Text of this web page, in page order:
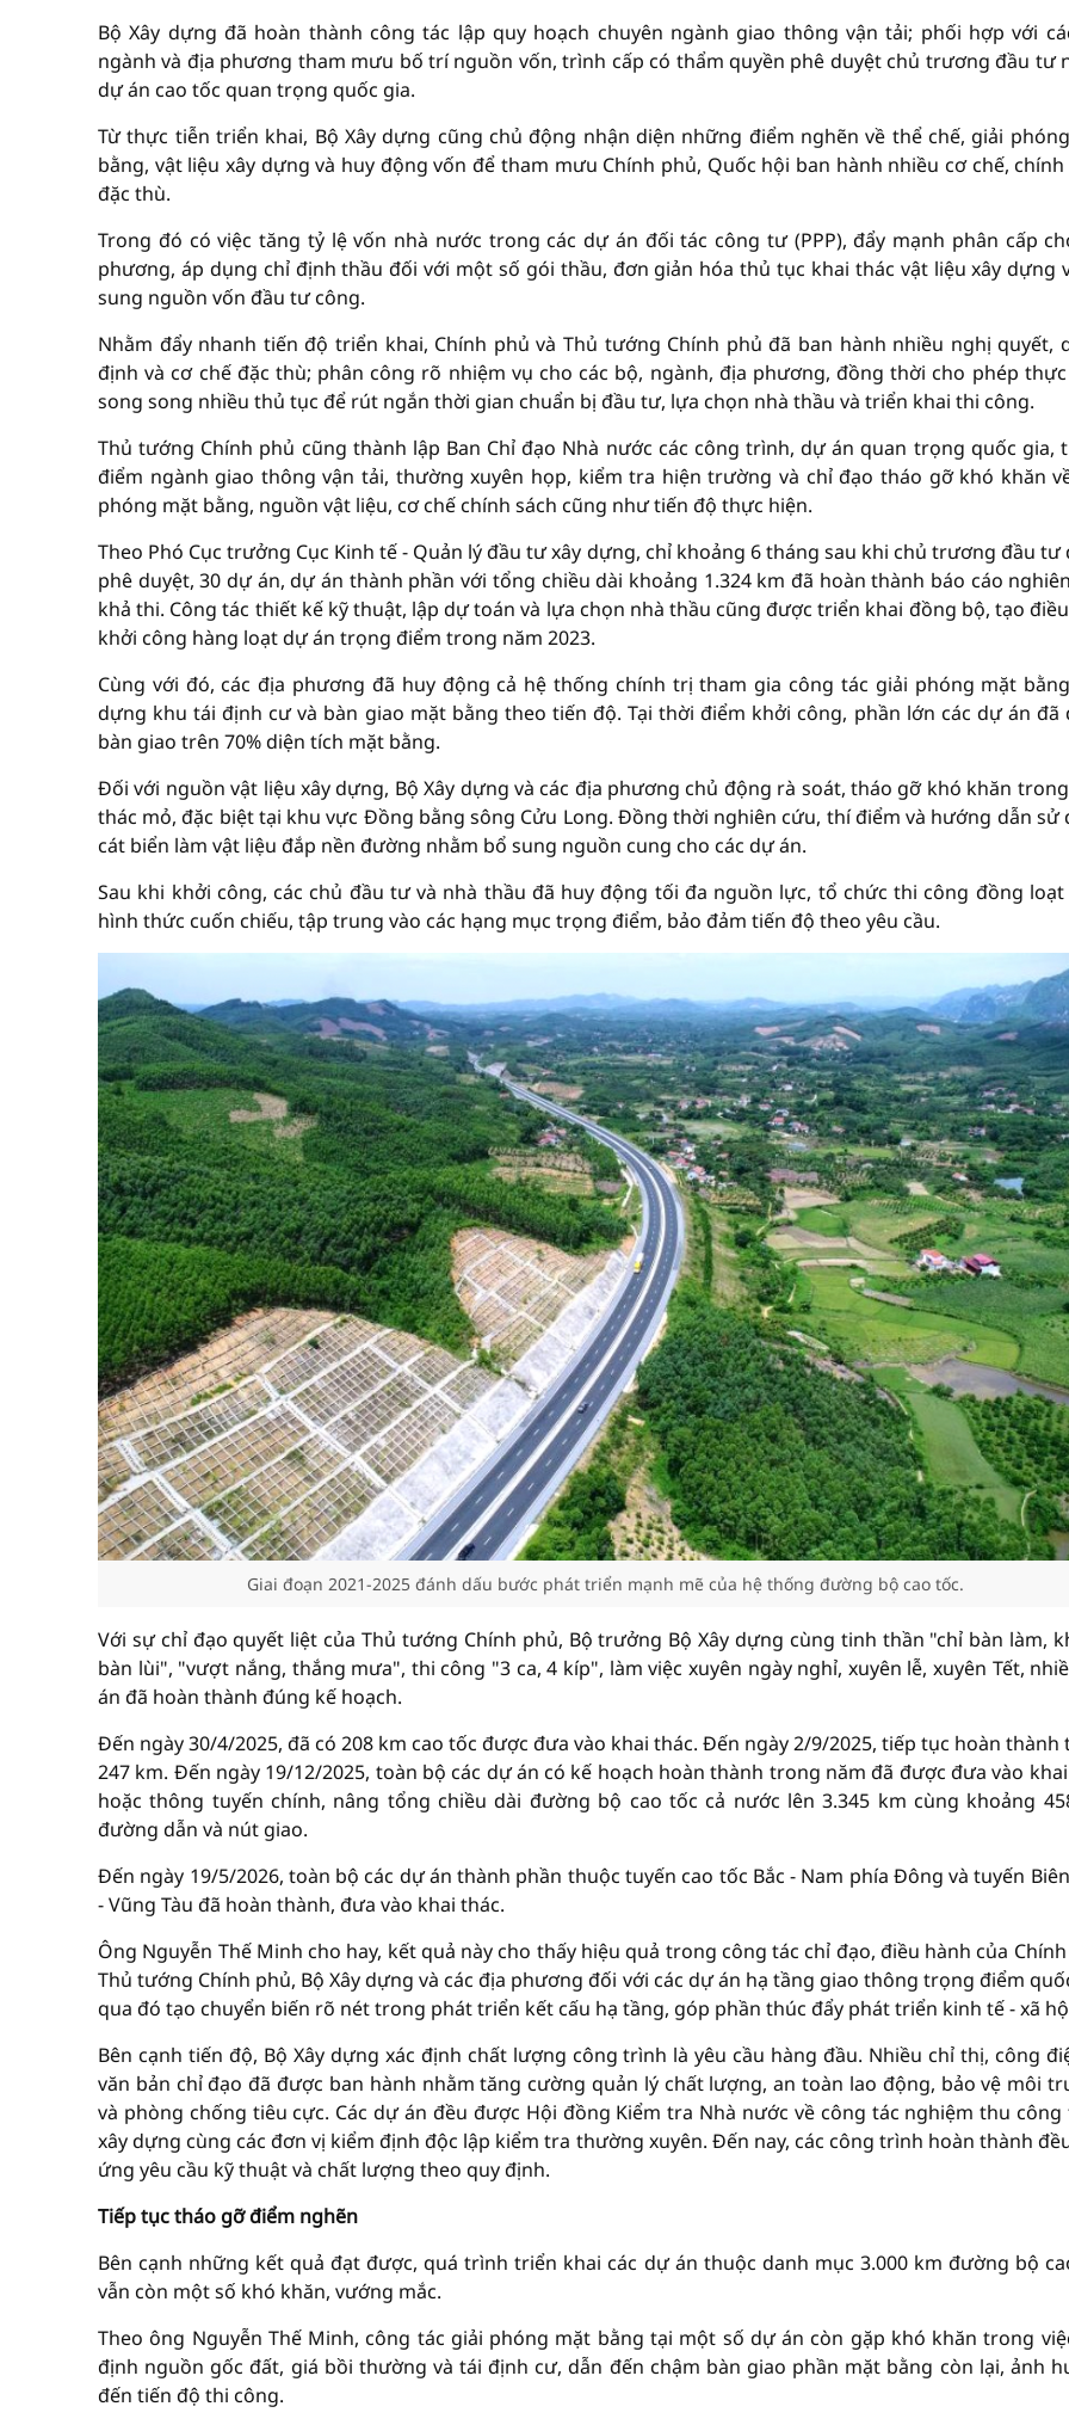
Bộ Xây dựng đã hoàn thành công tác lập quy hoạch chuyên ngành giao thông vận tải; phối hợp với
ngành và địa phương tham mưu bố trí nguồn vốn, trình cấp có thẩm quyền phê duyệt chủ trương đầu tư
dự án cao tốc quan trọng quốc gia.
Từ thực tiễn triển khai, Bộ Xây dựng cũng chủ động nhận diện những điểm nghẽn về thể chế, giải
bằng, vật liệu xây dựng và huy động vốn để tham mưu Chính phủ, Quốc hội ban hành nhiều cơ chế, chính
đặc thù.
Trong đó có việc tăng tỷ lệ vốn nhà nước trong các dự án đối tác công tư (PPP), đẩy mạnh phân cấp
phương, áp dụng chỉ định thầu đối với một số gói thầu, đơn giản hóa thủ tục khai thác vật liệu xây dựng
sung nguồn vốn đầu tư công.
Nhằm đẩy nhanh tiến độ triển khai, Chính phủ và Thủ tướng Chính phủ đã ban hành nhiều nghị quyết,
định và cơ chế đặc thù; phân công rõ nhiệm vụ cho các bộ, ngành, địa phương, đồng thời cho phép
song song nhiều thủ tục để rút ngắn thời gian chuẩn bị đầu tư, lựa chọn nhà thầu và triển khai thi công.
Thủ tướng Chính phủ cũng thành lập Ban Chỉ đạo Nhà nước các công trình, dự án quan trọng quốc gia,
điểm ngành giao thông vận tải, thường xuyên họp, kiểm tra hiện trường và chỉ đạo tháo gỡ khó khăn
phóng mặt bằng, nguồn vật liệu, cơ chế chính sách cũng như tiến độ thực hiện.
Theo Phó Cục trưởng Cục Kinh tế - Quản lý đầu tư xây dựng, chỉ khoảng 6 tháng sau khi chủ trương đầu tư
phê duyệt, 30 dự án, dự án thành phần với tổng chiều dài khoảng 1.324 km đã hoàn thành báo cáo
khả thi. Công tác thiết kế kỹ thuật, lập dự toán và lựa chọn nhà thầu cũng được triển khai đồng bộ, tạo
khởi công hàng loạt dự án trọng điểm trong năm 2023.
Cùng với đó, các địa phương đã huy động cả hệ thống chính trị tham gia công tác giải phóng mặt
dựng khu tái định cư và bàn giao mặt bằng theo tiến độ. Tại thời điểm khởi công, phần lớn các dự án đã
bàn giao trên 70% diện tích mặt bằng.
Đối với nguồn vật liệu xây dựng, Bộ Xây dựng và các địa phương chủ động rà soát, tháo gỡ khó khăn
thác mỏ, đặc biệt tại khu vực Đồng bằng sông Cửu Long. Đồng thời nghiên cứu, thí điểm và hướng dẫn sử
cát biển làm vật liệu đắp nền đường nhằm bổ sung nguồn cung cho các dự án.
Sau khi khởi công, các chủ đầu tư và nhà thầu đã huy động tối đa nguồn lực, tổ chức thi công đồng
hình thức cuốn chiếu, tập trung vào các hạng mục trọng điểm, bảo đảm tiến độ theo yêu cầu.
Giai đoạn 2021-2025 đánh dấu bước phát triển mạnh mẽ của hệ thống đường bộ cao tốc.
Với sự chỉ đạo quyết liệt của Thủ tướng Chính phủ, Bộ trưởng Bộ Xây dựng cùng tinh thần "chỉ bàn làm,
bàn lùi", "vượt nắng, thắng mưa", thi công "3 ca, 4 kíp", làm việc xuyên ngày nghỉ, xuyên lễ, xuyên Tết,
án đã hoàn thành đúng kế hoạch.
Đến ngày 30/4/2025, đã có 208 km cao tốc được đưa vào khai thác. Đến ngày 2/9/2025, tiếp tục hoàn thành
247 km. Đến ngày 19/12/2025, toàn bộ các dự án có kế hoạch hoàn thành trong năm đã được đưa vào
hoặc thông tuyến chính, nâng tổng chiều dài đường bộ cao tốc cả nước lên 3.345 km cùng khoảng
đường dẫn và nút giao.
Đến ngày 19/5/2026, toàn bộ các dự án thành phần thuộc tuyến cao tốc Bắc - Nam phía Đông và tuyến
- Vũng Tàu đã hoàn thành, đưa vào khai thác.
Ông Nguyễn Thế Minh cho hay, kết quả này cho thấy hiệu quả trong công tác chỉ đạo, điều hành của
Thủ tướng Chính phủ, Bộ Xây dựng và các địa phương đối với các dự án hạ tầng giao thông trọng điểm
qua đó tạo chuyển biến rõ nét trong phát triển kết cấu hạ tầng, góp phần thúc đẩy phát triển kinh tế - xã
Bên cạnh tiến độ, Bộ Xây dựng xác định chất lượng công trình là yêu cầu hàng đầu. Nhiều chỉ thị, công
văn bản chỉ đạo đã được ban hành nhằm tăng cường quản lý chất lượng, an toàn lao động, bảo vệ môi
và phòng chống tiêu cực. Các dự án đều được Hội đồng Kiểm tra Nhà nước về công tác nghiệm thu
xây dựng cùng các đơn vị kiểm định độc lập kiểm tra thường xuyên. Đến nay, các công trình hoàn thành
ứng yêu cầu kỹ thuật và chất lượng theo quy định.
Tiếp tục tháo gỡ điểm nghẽn
Bên cạnh những kết quả đạt được, quá trình triển khai các dự án thuộc danh mục 3.000 km đường bộ
vẫn còn một số khó khăn, vướng mắc.
Theo ông Nguyễn Thế Minh, công tác giải phóng mặt bằng tại một số dự án còn gặp khó khăn trong
định nguồn gốc đất, giá bồi thường và tái định cư, dẫn đến chậm bàn giao phần mặt bằng còn lại, ảnh
đến tiến độ thi công.